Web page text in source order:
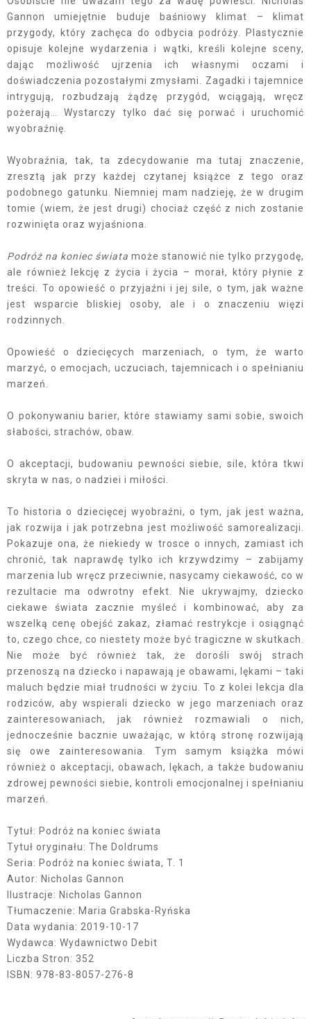
Gannon umiejętnie buduje baśniowy klimat – klimat
przygody, który zachęca do odbycia podróży. Plastycznie
opisuje kolejne wydarzenia i wątki, kreśli kolejne sceny,
dając możliwość ujrzenia ich własnymi oczami i
doświadczenia pozostałymi zmysłami. Zagadki i tajemnice
intrygują, rozbudzają żądzę przygód, wciągają, wręcz
pożerają… Wystarczy tylko dać się porwać i uruchomić
wyobraźnię.
Wyobraźnia, tak, ta zdecydowanie ma tutaj znaczenie,
zresztą jak przy każdej czytanej książce z tego oraz
podobnego gatunku. Niemniej mam nadzieję, że w drugim
tomie (wiem, że jest drugi) chociaż część z nich zostanie
rozwinięta oraz wyjaśniona.
Podróż na koniec świata może stanowić nie tylko przygodę,
ale również lekcję z życia i życia – morał, który płynie z
treści. To opowieść o przyjaźni i jej sile, o tym, jak ważne
jest wsparcie bliskiej osoby, ale i o znaczeniu więzi
rodzinnych.
Opowieść o dziecięcych marzeniach, o tym, że warto
marzyć, o emocjach, uczuciach, tajemnicach i o spełnianiu
marzeń.
O pokonywaniu barier, które stawiamy sami sobie, swoich
słabości, strachów, obaw.
O akceptacji, budowaniu pewności siebie, sile, która tkwi
skryta w nas, o nadziei i miłości.
To historia o dziecięcej wyobraźni, o tym, jak jest ważna,
jak rozwija i jak potrzebna jest możliwość samorealizacji.
Pokazuje ona, że niekiedy w trosce o innych, zamiast ich
chronić, tak naprawdę tylko ich krzywdzimy – zabijamy
marzenia lub wręcz przeciwnie, nasycamy ciekawość, co w
rezultacie ma odwrotny efekt. Nie ukrywajmy, dziecko
ciekawe świata zacznie myśleć i kombinować, aby za
wszelką cenę obejść zakaz, złamać restrykcje i osiągnąć
to, czego chce, co niestety może być tragiczne w skutkach.
Nie może być również tak, że dorośli swój strach
przenoszą na dziecko i napawają je obawami, lękami – taki
maluch będzie miał trudności w życiu. To z kolei lekcja dla
rodziców, aby wspierali dziecko w jego marzeniach oraz
zainteresowaniach, jak również rozmawiali o nich,
jednocześnie bacznie uważając, w którą stronę rozwijają
się owe zainteresowania. Tym samym książka mówi
również o akceptacji, obawach, lękach, a także budowaniu
zdrowej pewności siebie, kontroli emocjonalnej i spełnianiu
marzeń.
Tytuł: Podróż na koniec świata
Tytuł oryginału: The Doldrums
Seria: Podróż na koniec świata, T. 1
Autor: Nicholas Gannon
Ilustracje: Nicholas Gannon
Tłumaczenie: Maria Grabska-Ryńska
Data wydania: 2019-10-17
Wydawca: Wydawnictwo Debit
Liczba Stron: 352
ISBN: 978-83-8057-276-8